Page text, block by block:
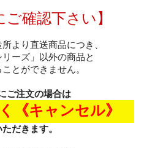
ご確認下さい】
より直送商品につき、
リーズ」以外の商品と
とができません。
ご注文の場合は
《キャンセル》
だきます。